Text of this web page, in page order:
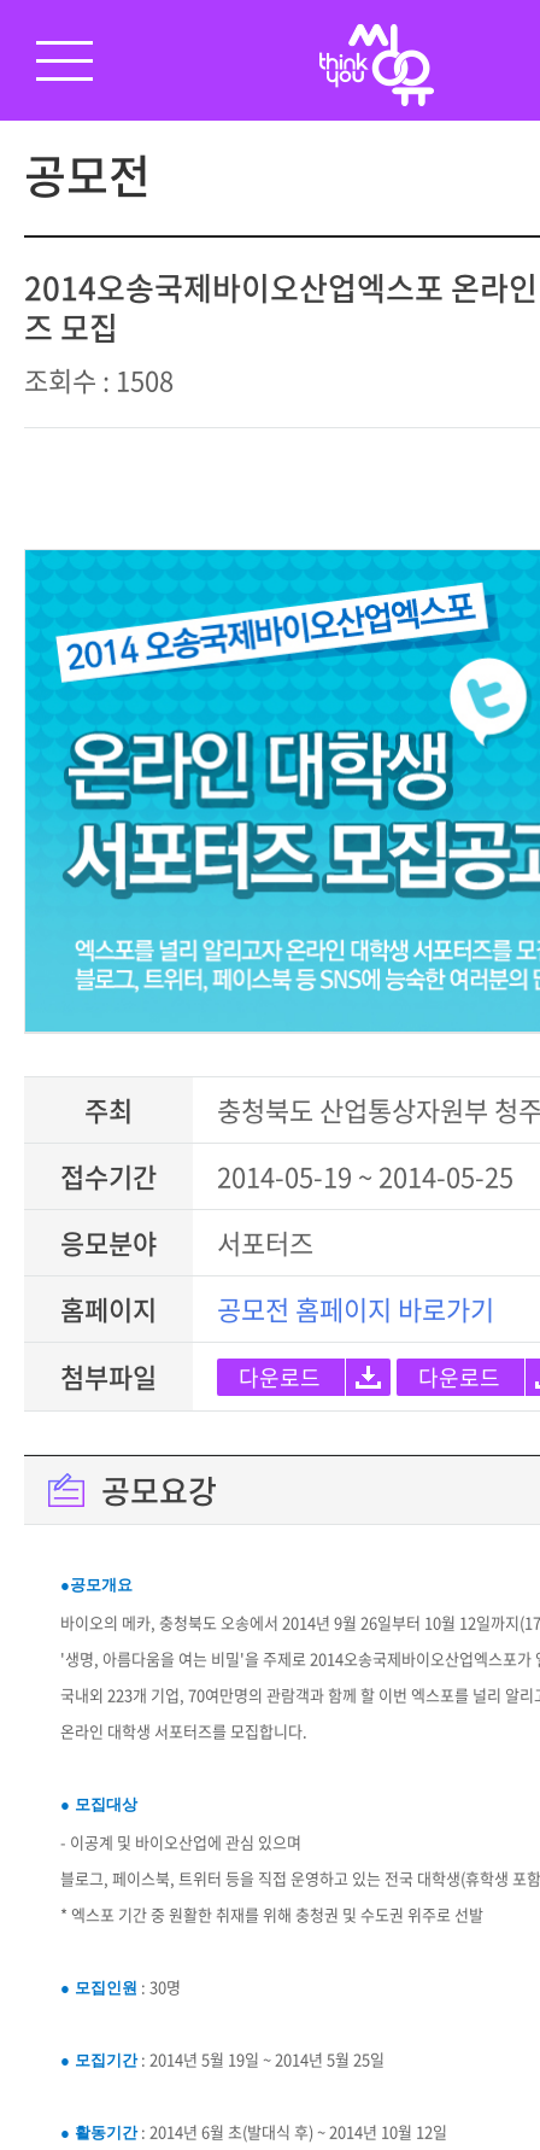
공모전
2014오송국제바이오산업엑스포 온라
즈 모집
조회수 : 1508
주최
충청북도 산업통상자원부 청
접수기간
2014-05-19 ~ 2014-05-25
응모분야
서포터즈
홈페이지
공모전 홈페이지 바로가기
첨부파일
다운로드 다운로드
공모요강
●공모개요
바이오의 메카, 충청북도 오송에서 2014년 9월 26일부터 10월 12일까지
'생명, 아름다움을 여는 비밀'을 주제로 2014오송국제바이오산업엑스포가
국내외 223개 기업, 70여만명의 관람객과 함께 할 이번 엑스포를 널리 알리
온라인 대학생 서포터즈를 모집합니다.
● 모집대상
- 이공계 및 바이오산업에 관심 있으며
블로그, 페이스북, 트위터 등을 직접 운영하고 있는 전국 대학생(휴학생 포
* 엑스포 기간 중 원활한 취재를 위해 충청권 및 수도권 위주로 선발
● 모집인원 : 30명
● 모집기간: 2014년 5월 19일 ~ 2014년 5월 25일
● 활동기간: 2014년 6월 초(발대식 후) ~ 2014년 10월 12일